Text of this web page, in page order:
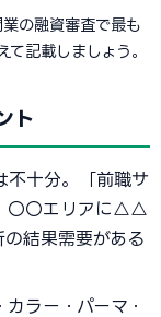
の融資審査で最も
て記載しましょう。
ト
不十分。「前職サ
〇〇エリアに△△
結果需要がある
カラー・パーマ・